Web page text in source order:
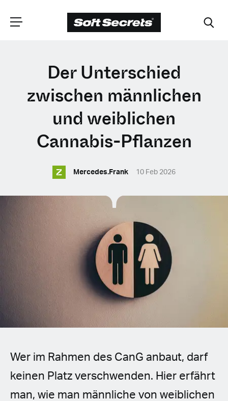
WÄHLEN SIE
IHRE POSITION
English (United States)
Spanish (Latin America)
Polish
Der Unterschied
zwischen männlichen
und weiblichen
Cannabis-Pflanzen
Z Mercedes.Frank 10 Feb 2026
Wer im Rahmen des CanG anbaut, darf
keinen Platz verschwenden. Hier erfährt
man, wie man männliche von weiblichen